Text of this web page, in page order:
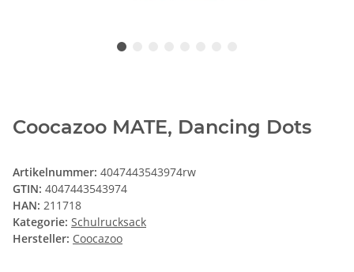
Coocazoo MATE, Dancing Dots
Artikelnummer: 4047443543974rw
GTIN: 4047443543974
HAN: 211718
Kategorie: Schulrucksack
Hersteller: Coocazoo